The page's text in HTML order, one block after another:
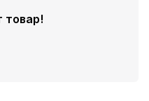
товар!